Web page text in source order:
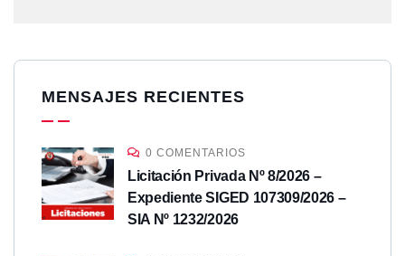
MENSAJES RECIENTES
0 COMENTARIOS
Licitación Privada Nº 8/2026 –
Expediente SIGED 107309/2026 –
SIA Nº 1232/2026